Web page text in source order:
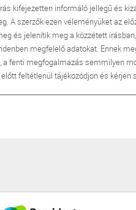
kifejezetten informáló jellegű és
A szerzők ezen véleményüket az
és jelenítik meg a közzétett
megfelelő adatokat. Ennek
a fenti megfogalmazás semmilyen
feltétlenül tájékozódjon és kérjen